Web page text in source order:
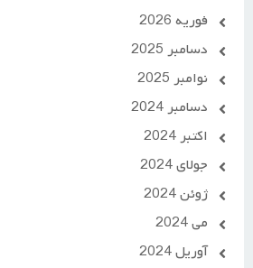
فوریه 2026
دسامبر 2025
نوامبر 2025
دسامبر 2024
اکتبر 2024
جولای 2024
ژوئن 2024
می 2024
آوریل 2024